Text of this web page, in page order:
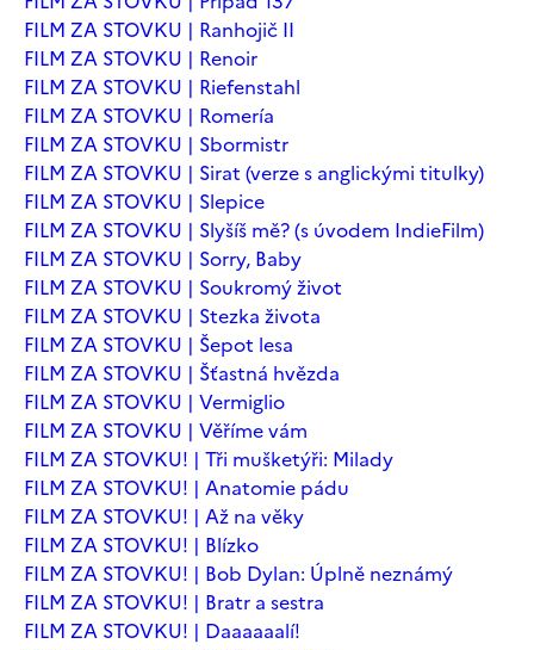
FILM ZA STOVKU | Ranhojič II
FILM ZA STOVKU | Renoir
FILM ZA STOVKU | Riefenstahl
FILM ZA STOVKU | Romería
FILM ZA STOVKU | Sbormistr
FILM ZA STOVKU | Sirat (verze s anglickými titulky)
FILM ZA STOVKU | Slepice
FILM ZA STOVKU | Slyšíš mě? (s úvodem IndieFilm)
FILM ZA STOVKU | Sorry, Baby
FILM ZA STOVKU | Soukromý život
FILM ZA STOVKU | Stezka života
FILM ZA STOVKU | Šepot lesa
FILM ZA STOVKU | Šťastná hvězda
FILM ZA STOVKU | Vermiglio
FILM ZA STOVKU | Věříme vám
FILM ZA STOVKU! | Tři mušketýři: Milady
FILM ZA STOVKU! | Anatomie pádu
FILM ZA STOVKU! | Až na věky
FILM ZA STOVKU! | Blízko
FILM ZA STOVKU! | Bob Dylan: Úplně neznámý
FILM ZA STOVKU! | Bratr a sestra
FILM ZA STOVKU! | Daaaaaalí!